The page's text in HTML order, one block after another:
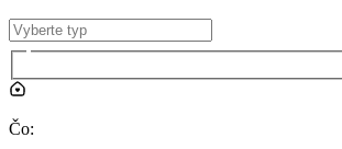
Čo: